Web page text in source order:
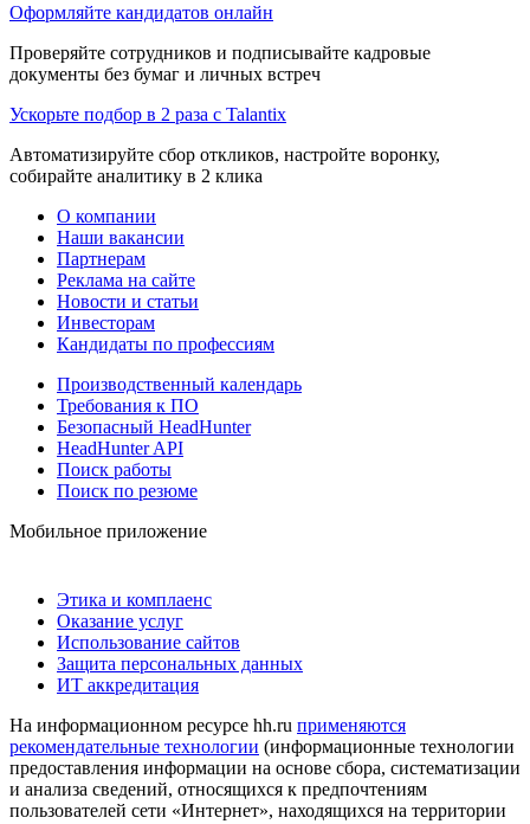
Оформляйте кандидатов онлайн
Проверяйте сотрудников и подписывайте кадровые
документы без бумаг и личных встреч
Ускорьте подбор в 2 раза с Talantix
Автоматизируйте сбор откликов, настройте воронку,
собирайте аналитику в 2 клика
О компании
Наши вакансии
Партнерам
Реклама на сайте
Новости и статьи
Инвесторам
Кандидаты по профессиям
Производственный календарь
Требования к ПО
Безопасный HeadHunter
HeadHunter API
Поиск работы
Поиск по резюме
Мобильное приложение
Этика и комплаенс
Оказание услуг
Использование сайтов
Защита персональных данных
ИТ аккредитация
На информационном ресурсе hh.ru применяются
рекомендательные технологии (информационные технологии
предоставления информации на основе сбора, систематизации
и анализа сведений, относящихся к предпочтениям
пользователей сети «Интернет», находящихся на территории